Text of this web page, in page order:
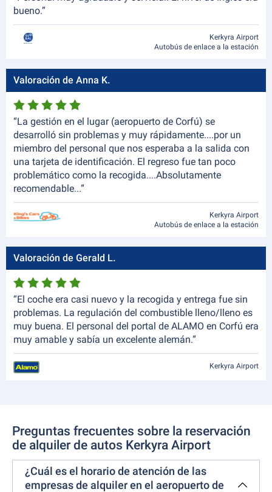
bueno.”
Kerkyra Airport
Autobús de enlace a la estación
Valoración de Anna K.
“La gestión en el lugar (aeropuerto de Corfú) se
desarrolló sin problemas y muy rápidamente....por un
miembro del personal que nos esperaba a la salida con
una tarjeta de identificación. El regreso fue tan poco
problemático como la recogida....Absolutamente
recomendable...”
Kerkyra Airport
Autobús de enlace a la estación
Valoración de Gerald L.
“El coche era casi nuevo y la recogida y entrega fue sin
problemas. La regulación del combustible lleno/lleno es
muy buena. El personal del portal de ALAMO en Corfú era
muy amable y sabía un excelente alemán.”
Kerkyra Airport
Preguntas frecuentes sobre la reservación
de alquiler de autos Kerkyra Airport
¿Cuál es el horario de atención de las
empresas de alquiler en el aeropuerto de